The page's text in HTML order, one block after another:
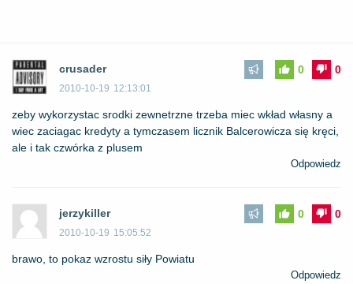
crusader
2010-10-19 12:13:01
0
0
zeby wykorzystac srodki zewnetrzne trzeba miec wkład własny a
wiec zaciagac kredyty a tymczasem licznik Balcerowicza się kręci,
ale i tak czwórka z plusem
Odpowiedz
jerzykiller
2010-10-19 15:05:52
0
0
brawo, to pokaz wzrostu siły Powiatu
Odpowiedz